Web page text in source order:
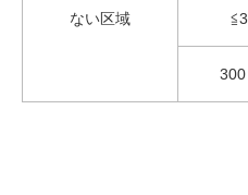
ない区域
300